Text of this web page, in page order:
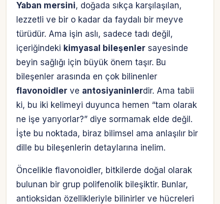
Yaban mersini, doğada sıkça karşılaşılan,
lezzetli ve bir o kadar da faydalı bir meyve
türüdür. Ama işin aslı, sadece tadı değil,
içeriğindeki kimyasal bileşenler sayesinde
beyin sağlığı için büyük önem taşır. Bu
bileşenler arasında en çok bilinenler
flavonoidler ve antosiyaninlerdir. Ama tabii
ki, bu iki kelimeyi duyunca hemen “tam olarak
ne işe yarıyorlar?” diye sormamak elde değil.
İşte bu noktada, biraz bilimsel ama anlaşılır bir
dille bu bileşenlerin detaylarına inelim.
Öncelikle flavonoidler, bitkilerde doğal olarak
bulunan bir grup polifenolik bileşiktir. Bunlar,
antioksidan özellikleriyle bilinirler ve hücreleri